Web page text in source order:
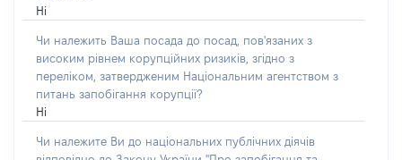
Ні
Чи належить Ваша посада до посад, пов'язаних з
високим рівнем корупційних ризиків, згідно з
переліком, затвердженим Національним агентством з
питань запобігання корупції?
Ні
Чи належите Ви до національних публічних діячів